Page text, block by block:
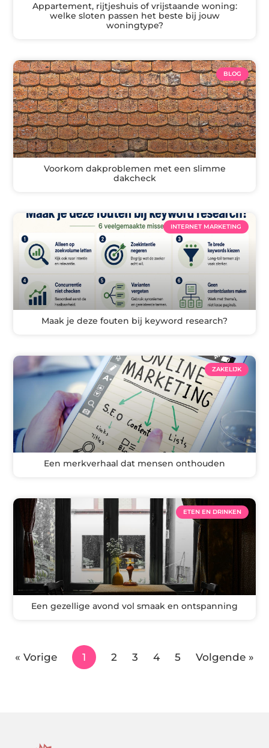
Appartement, rijtjeshuis of vrijstaande woning:
welke sloten passen het beste bij jouw
woningtype?
BLOG
Voorkom dakproblemen met een slimme
dakcheck
INTERNET MARKETING
Maak je deze fouten bij keyword research?
ZAKELIJK
Een merkverhaal dat mensen onthouden
ETEN EN DRINKEN
Een gezellige avond vol smaak en ontspanning
« Vorige 1 2 3 4 5 Volgende »